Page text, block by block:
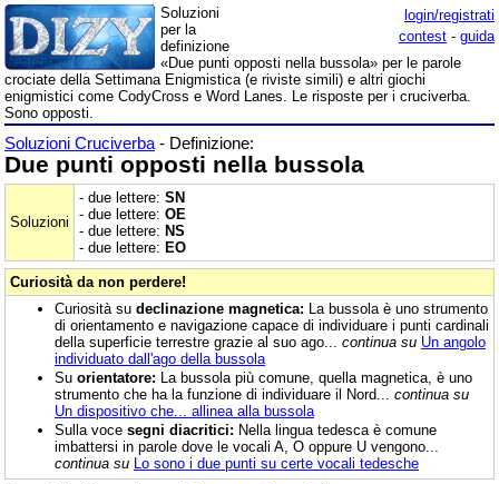
login/registrati
contest - guida
Soluzioni
per la
definizione
«Due punti opposti nella bussola» per le parole
crociate della Settimana Enigmistica (e riviste simili) e altri giochi
enigmistici come CodyCross e Word Lanes. Le risposte per i cruciverba.
Sono opposti.
Soluzioni Cruciverba - Definizione:
Due punti opposti nella bussola
Soluzioni
- due lettere: SN
- due lettere: OE
- due lettere: NS
- due lettere: EO
Curiosità da non perdere!
Curiosità su declinazione magnetica: La bussola è uno strumento
di orientamento e navigazione capace di individuare i punti cardinali
della superficie terrestre grazie al suo ago... continua su Un angolo
individuato dall'ago della bussola
Su orientatore: La bussola più comune, quella magnetica, è uno
strumento che ha la funzione di individuare il Nord... continua su
Un dispositivo che... allinea alla bussola
Sulla voce segni diacritici: Nella lingua tedesca è comune
imbattersi in parole dove le vocali A, O oppure U vengono...
continua su Lo sono i due punti su certe vocali tedesche